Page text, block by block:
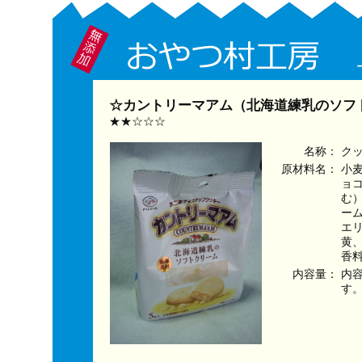
☆カントリーマアム（北海道練乳のソ
★★☆☆☆
名称：
ク
原材料名：
小
ョ
む
ー
エ
黄
香
内容量：
内
す